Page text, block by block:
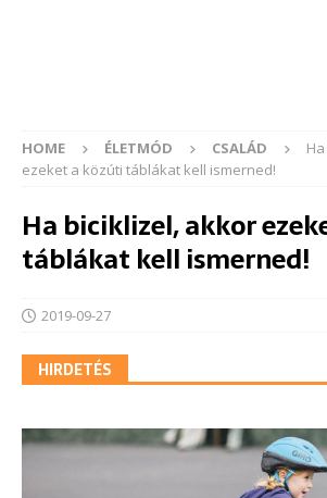
HOME ÉLETMÓD CSALÁD
ezeket a közúti táblákat kell ismerned!
Ha biciklizel, akkor
táblákat kell ismerned!
2019-09-27
HIRDETÉS